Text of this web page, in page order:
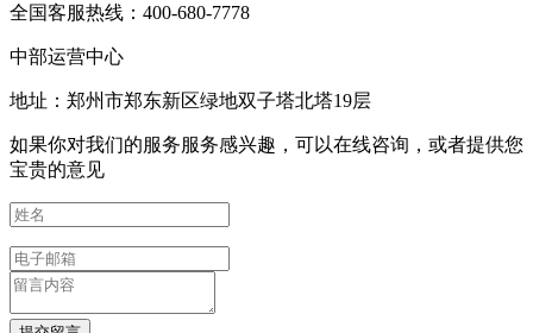
全国客服热线：400-680-7778
中部运营中心
地址：郑州市郑东新区绿地双子塔北塔19层
如果你对我们的服务服务感兴趣，可以在线咨询，或者提供您
宝贵的意见